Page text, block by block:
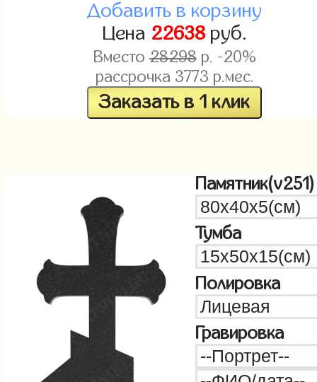
Добавить в корзину
Цена 22638руб.
Вместо28298р. -20%
рассрочка 3773 р.мес.
Заказать в 1 клик
Памятник(v251)
Тумба
Полировка
Гравировка